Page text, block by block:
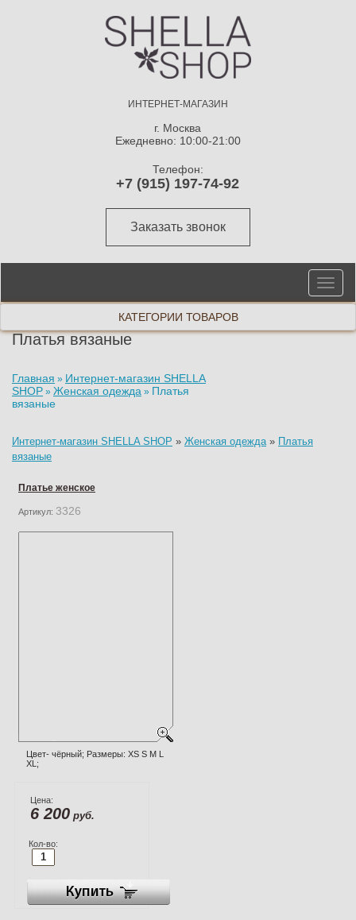
ИНТЕРНЕТ-МАГАЗИН
г. Москва
Ежедневно: 10:00-21:00
Телефон:
+7 (915) 197-74-92
Заказать звонок
КАТЕГОРИИ ТОВАРОВ
Платья вязаные
Главная » Интернет-магазин SHELLA
SHOP » Женская одежда » Платья
вязаные
Интернет-магазин SHELLA SHOP » Женская одежда » Платья
вязаные
Платье женское
Артикул: 3326
Цвет- чёрный; Размеры: XS S M L
XL;
Цена:
6 200 руб.
Кол-во: